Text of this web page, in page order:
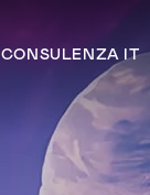
CONSULENZA IT